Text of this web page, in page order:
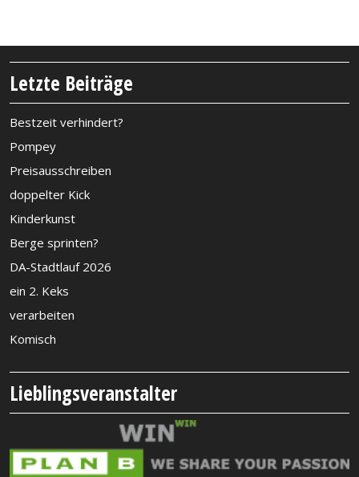
Letzte Beiträge
Bestzeit verhindert?
Pompey
Preisausschreiben
doppelter Kick
Kinderkunst
Berge sprinten?
DA-Stadtlauf 2026
ein 2. Keks
verarbeiten
Komisch
Lieblingsveranstalter